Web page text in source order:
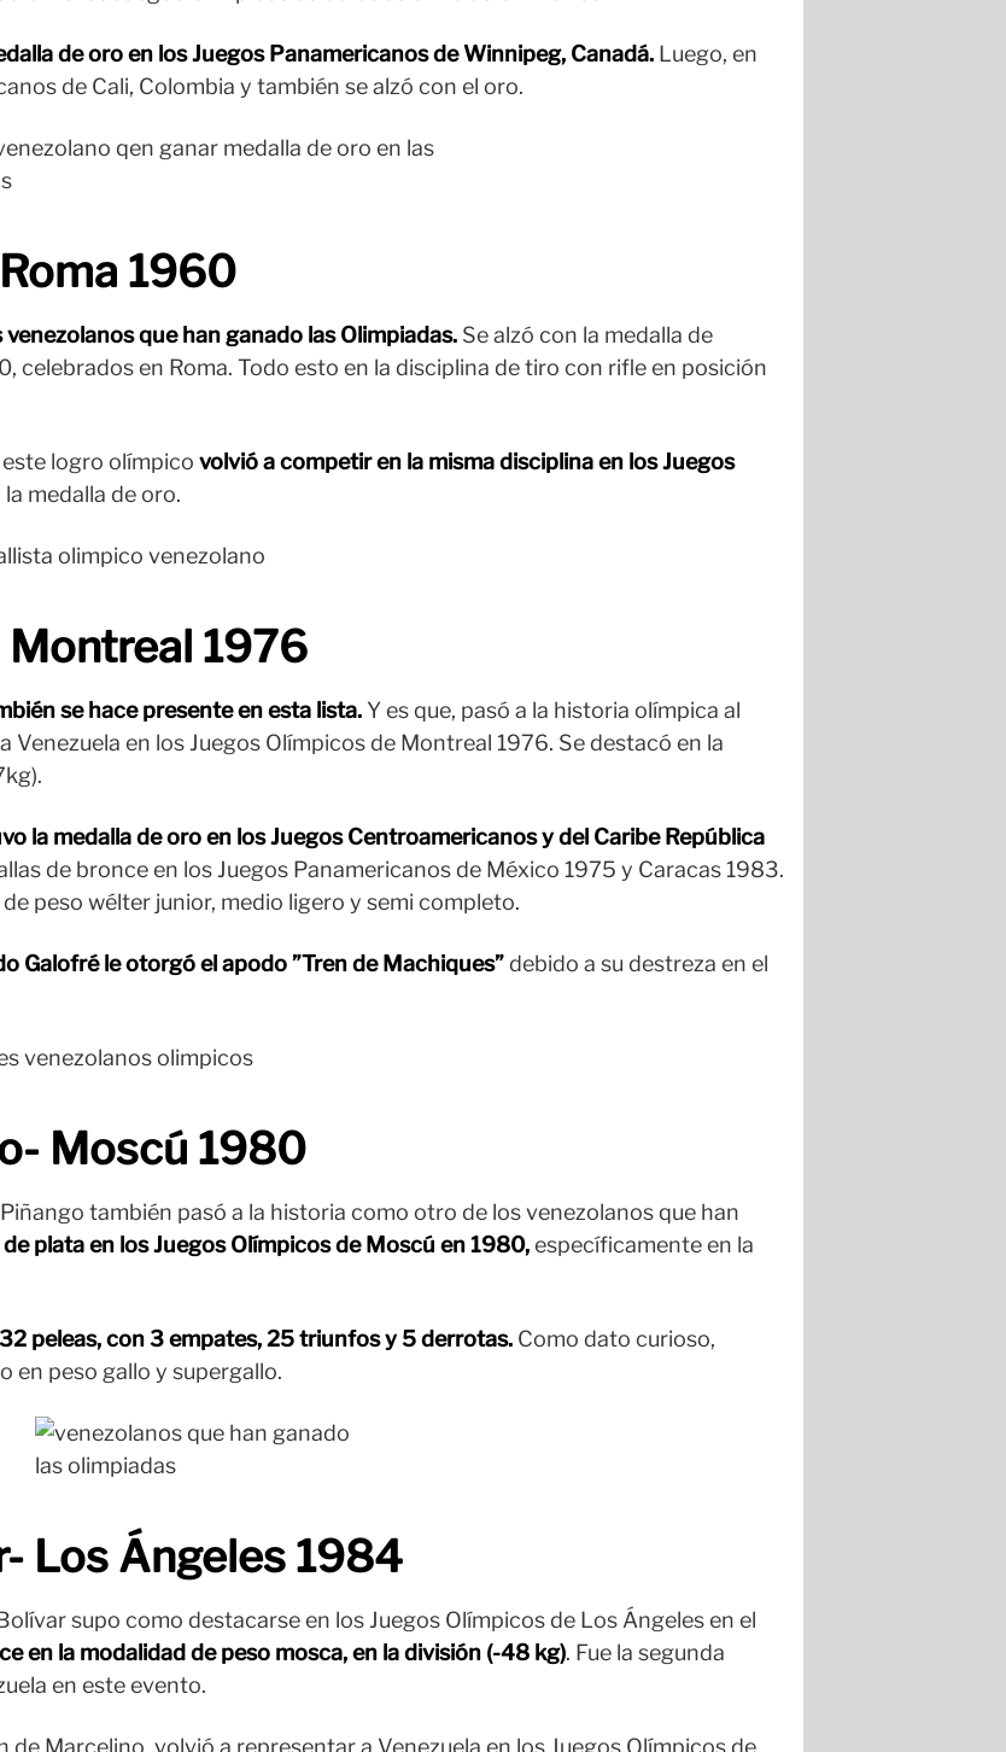
de oro en los Juegos Panamericanos de Winnipeg, Canadá. Luego, en
de Cali, Colombia y también se alzó con el oro.
1960
que han ganado las Olimpiadas. Se alzó con la medalla de
celebrados en Roma. Todo esto en la disciplina de tiro con rifle en posición
logro olímpico volvió a competir en la misma disciplina en los Juegos
la medalla de oro.
Montreal 1976
se hace presente en esta lista. Y es que, pasó a la historia olímpica al
en los Juegos Olímpicos de Montreal 1976. Se destacó en la
la medalla de oro en los Juegos Centroamericanos y del Caribe República
de bronce en los Juegos Panamericanos de México 1975 y Caracas 1983.
peso wélter junior, medio ligero y semi completo.
Galofré le otorgó el apodo ”Tren de Machiques”debido a su destreza en el
Moscú 1980
también pasó a la historia como otro de los venezolanos que han
plata en los Juegos Olímpicos de Moscú en 1980,específicamente en la
peleas, con 3 empates, 25 triunfos y 5 derrotas. Como dato curioso,
en peso gallo y supergallo.
Los Ángeles 1984
supo como destacarse en los Juegos Olímpicos de Los Ángeles en el
en la modalidad de peso mosca, en la división (-48 kg). Fue la segunda
en este evento.
Marcelino, volvió a representar a Venezuela en los Juegos Olímpicos de